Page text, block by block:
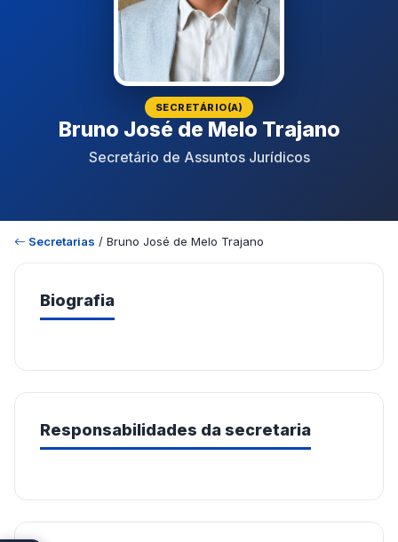
SECRETÁRIO(A)
Bruno José de Melo Trajano
Secretário de Assuntos Jurídicos
Secretarias / Bruno José de Melo Trajano
Biografia
Responsabilidades da secretaria